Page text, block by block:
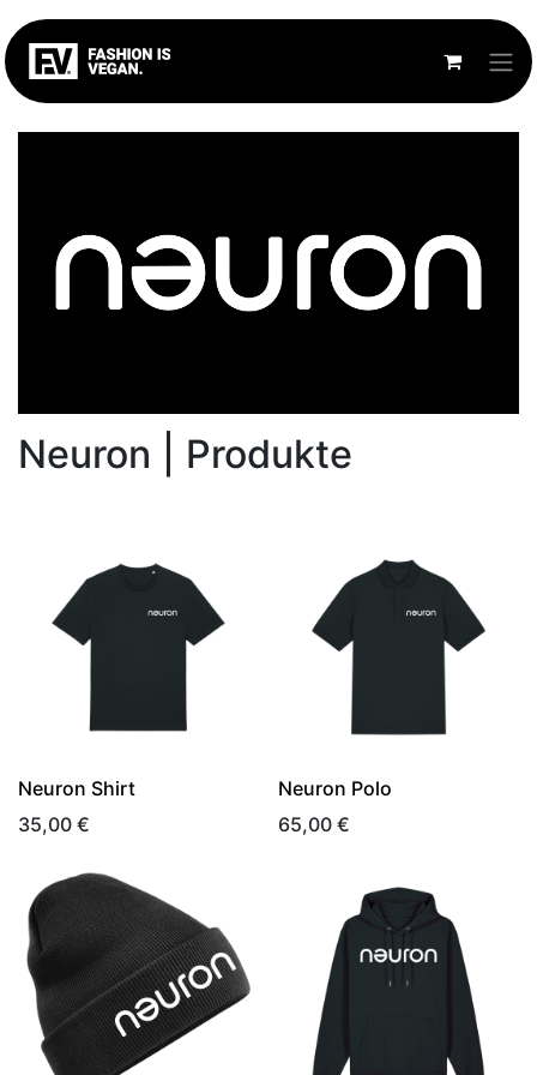
Neuron | Produkte
Neuron Shirt
35,00 €
Neuron Polo
65,00€